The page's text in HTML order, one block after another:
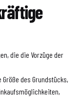
die die Vorzüge der
des Grundstücks,